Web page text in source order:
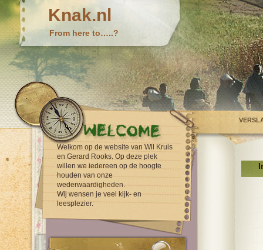
Knak.nl
From here to…..?
Welkom op de website van Wil Kruis
en Gerard Rooks. Op deze plek
willen we iedereen op de hoogte
houden van onze
wederwaardigheden.
Wij wensen je veel kijk- en
leesplezier.